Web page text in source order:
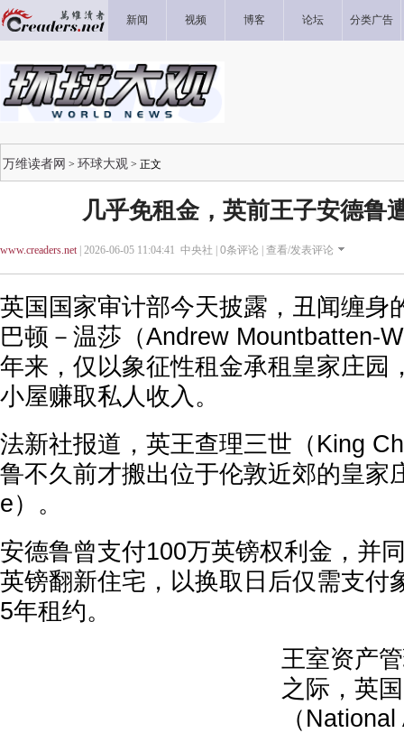
新闻 视频 博客 论坛 分类广告
万维读者网 > 环球大观 > 正文
几乎免租金，英前王子安德鲁
www.creaders.net| 2026-06-05 11:04:41 中央社 | 0条评论 | 查看/发表评论
英国国家审计部今天披露，丑闻缠身
巴顿－温莎（Andrew Mountbatten-
年来，仅以象征性租金承租皇家庄园
小屋赚取私人收入。
法新社报道，英王查理三世（King
鲁不久前才搬出位于伦敦近郊的皇家
e）。
安德鲁曾支付100万英镑权利金，并
英镑翻新住宅，以换取日后仅需支付
5年租约。
王室资产
之际，英
（